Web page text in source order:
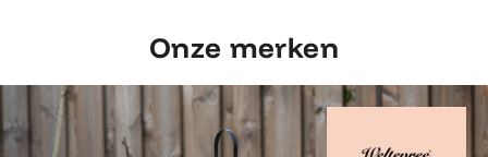
Onze merken